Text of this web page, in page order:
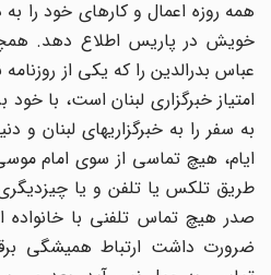
همه روزه اعمال و کارهاى خود را به
خویش در پاریس اطلاع دهد.
عباس بدرالدین را که یکى از
امتیاز خبرگزارى لبنان است، با خود
به سفر را به خبرگزاریهاى لبنان و
ایام، هیچ تماسى از سوى امام موسى
طریق تلکس یا تلفن و یا
صدر هیچ تماس تلفنى با خانواده
ضرورت داشت ارتباط همیشگى